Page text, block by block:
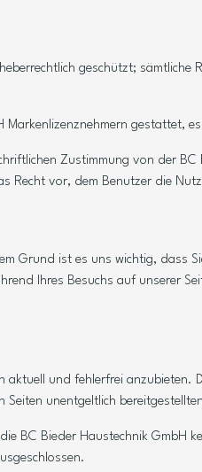
geschützt; sämtliche
gestattet,
Zustimmung von der
Recht vor, dem Benutzer die
Grund ist es uns wichtig, dass
Ihres Besuchs auf unserer
und fehlerfrei
unentgeltlich
BC Bieder Haustechnik GmbH